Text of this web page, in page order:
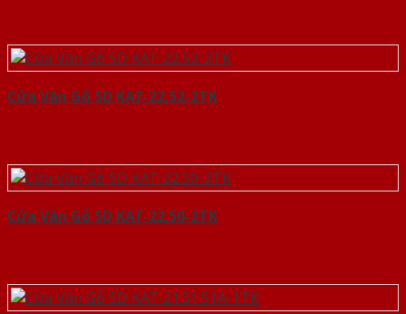
Cửa Vân Gỗ 5D KAT-22.52-2TK
Cửa Vân Gỗ 5D KAT-22.50-2TK